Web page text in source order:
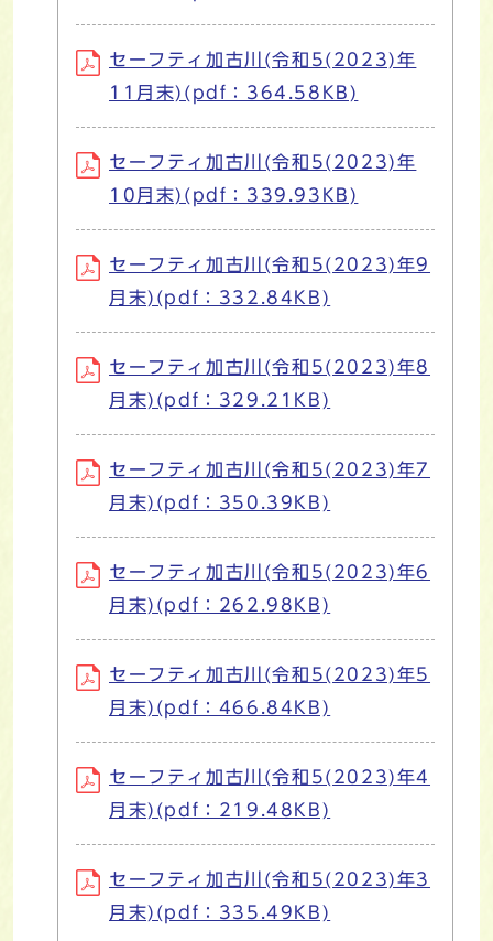
セーフティ加古川(令和5(2023)年
11月末)(pdf：364.58KB)
セーフティ加古川(令和5(2023)年
10月末)(pdf：339.93KB)
セーフティ加古川(令和5(2023)年9
月末)(pdf：332.84KB)
セーフティ加古川(令和5(2023)年8
月末)(pdf：329.21KB)
セーフティ加古川(令和5(2023)年7
月末)(pdf：350.39KB)
セーフティ加古川(令和5(2023)年6
月末)(pdf：262.98KB)
セーフティ加古川(令和5(2023)年5
月末)(pdf：466.84KB)
セーフティ加古川(令和5(2023)年4
月末)(pdf：219.48KB)
セーフティ加古川(令和5(2023)年3
月末)(pdf：335.49KB)